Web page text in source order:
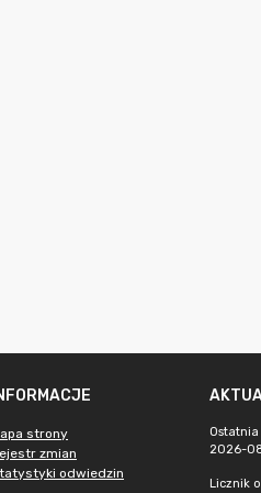
strony
zmian
odwiedzin
2026-
Licznik